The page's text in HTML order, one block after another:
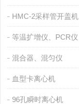
HMC-2采样管开盖机
等温扩增仪、PCR仪
混合器、混匀仪
血型卡离心机
96孔瞬时离心机